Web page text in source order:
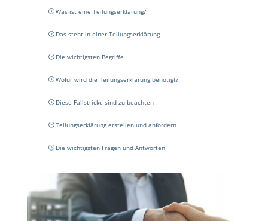
Was ist eine Teilungserklärung?
Das steht in einer Teilungserklärung
Die wichtigsten Begriffe
Wofür wird die Teilungserklärung benötigt?
Diese Fallstricke sind zu beachten
Teilungserklärung erstellen und anfordern
Die wichtigsten Fragen und Antworten